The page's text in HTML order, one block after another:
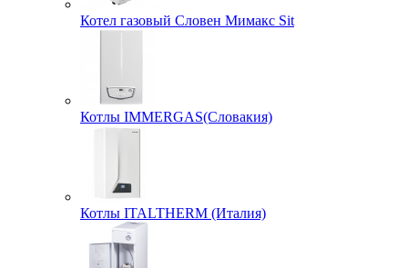
Котел газовый Словен Мимакс Sit
Котлы IMMERGAS(Словакия)
Котлы ITALTHERM (Италия)